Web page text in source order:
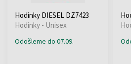
Hodinky DIESEL DZ7423
Hodinky - Unisex
Odošleme do 07.09.